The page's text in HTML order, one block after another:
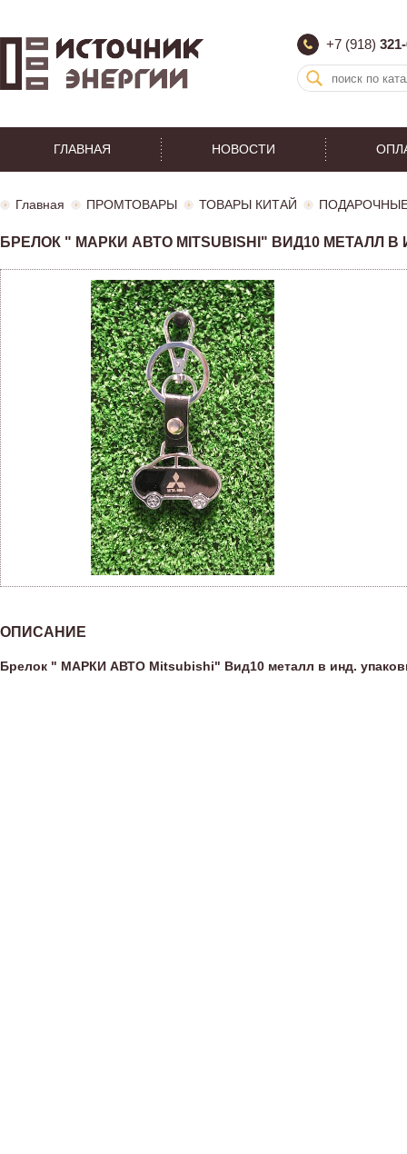
+7 (918)
ГЛАВНАЯ НОВОСТИ
Главная ПРОМТОВАРЫ ТОВАРЫ КИТАЙ
БРЕЛОК " МАРКИ АВТО MITSUBISHI" ВИД10 МЕТАЛЛ
ОПИСАНИЕ
Брелок " МАРКИ АВТО Mitsubishi" Вид10 металл в инд.